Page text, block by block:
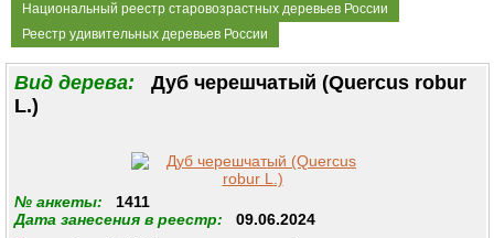
Национальный реестр старовозрастных деревьев России
Реестр удивительных деревьев России
Вид дерева: Дуб черешчатый (Quercus robur
L.)
№ анкеты: 1411
Дата занесения в реестр: 09.06.2024